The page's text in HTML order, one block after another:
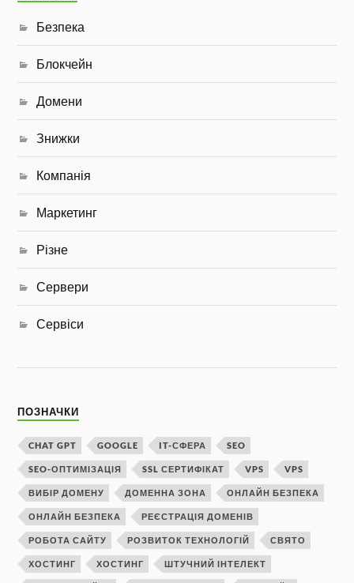
Безпека
Блокчейн
Домени
Знижки
Компанія
Маркетинг
Різне
Сервери
Сервіси
ПОЗНАЧКИ
CHAT GPT GOOGLE IT-СФЕРА SEO
SEO-ОПТИМІЗАЦІЯ SSL СЕРТИФІКАТ VPS VPS
ВИБІР ДОМЕНУ ДОМЕННА ЗОНА ОНЛАЙН БЕЗПЕКА
ОНЛАЙН БЕЗПЕКА РЕЄСТРАЦІЯ ДОМЕНІВ
РОБОТА САЙТУ РОЗВИТОК ТЕХНОЛОГІЙ СВЯТО
ХОСТИНГ ХОСТИНГ ШТУЧНИЙ ІНТЕЛЕКТ